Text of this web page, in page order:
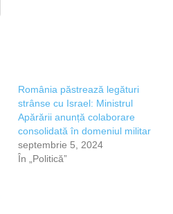
România păstrează legături
strânse cu Israel: Ministrul
Apărării anunță colaborare
consolidată în domeniul militar
septembrie 5, 2024
În „Politică”